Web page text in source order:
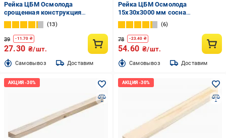
Рейка ЦБМ Осмолода
срощенная конструкция
15х30х1500 мм карпатская ель
13
39 -11.70 ₴
27.30 ₴/шт.
Cамовывоз Доставим
Рейка ЦБМ Осмолода
15х30х3000 мм сосна
монтажная
6
78 -23.40 ₴
54.60 ₴/шт.
Cамовывоз Доставим